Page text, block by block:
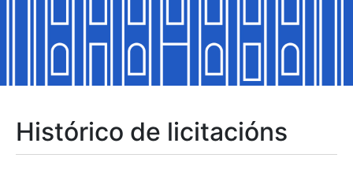
Mostrar/Ocultar
Mostrar/Ocultar
Mostrar/Ocultar
Histórico de licitacións